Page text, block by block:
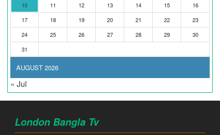
AUGUST 2026
10
11 12 13 14 15
16
17
18 19 20 21 22
23
24
25 26 27 28 29
30
31
« Jul
London Bangla Tv